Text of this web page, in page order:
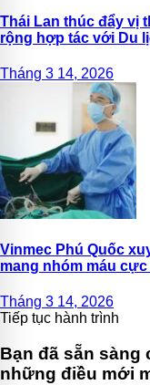
Thái Lan thúc đẩy vị
rộng hợp tác với Du
Tháng 3 14, 2026
Vinmec Phú Quốc
mang nhóm máu cực
Tháng 3 14, 2026
Tiếp tục hành trình
Bạn đã sẵn sàng
những điều mới